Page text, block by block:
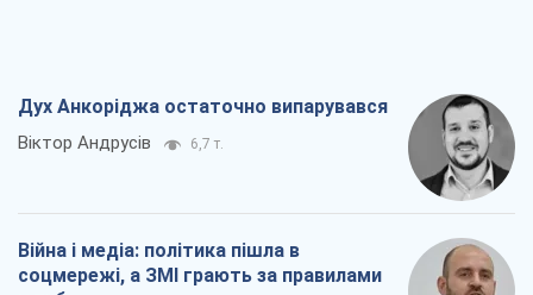
Дух Анкоріджа остаточно випарувався
Віктор Андрусів 6,7 т.
Війна і медіа: політика пішла в
соцмережі, а ЗМІ грають за правилами